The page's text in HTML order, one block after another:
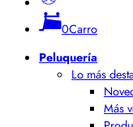
0Carro
Peluquería
Lo más
Más